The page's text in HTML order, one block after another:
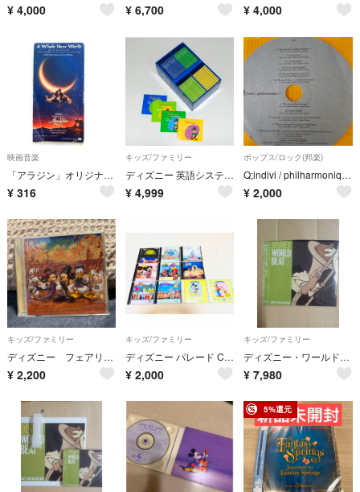
¥ 4,000 ¥ 6,700 ¥ 4,000
映画音楽
「アラジン」オリジナル・モーション・ピクチャー・サウンドトラック／ホール・ニュー・ワールド
¥ 316
キッズ/ファミリー
ディズニー 英語システム DWE ワールド オブ イングリッシュ CD 35枚セットBasic ABC+ 英会話教材/未開封
¥ 4,999
ポップス/ロック(邦楽)
Q;indivi / philharmonique
¥ 2,000
キッズ/ファミリー
ディズニー フェアリーテイル・ウェディング2 〜東京ディズニーシー・ホテルミラコスタ〜
¥ 2,200
キッズ/ファミリー
ディズニー パレード CD 10枚セット まとめ売り
¥ 2,000
キッズ/ファミリー
ディズニー・ワールド・ビート：ベストライブセレクション
¥ 7,980
5%還元